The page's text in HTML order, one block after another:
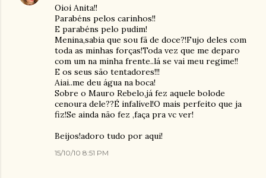
Oioi Anita!!
Parabéns pelos carinhos!!
E parabéns pelo pudim!
Menina,sabia que sou fã de doce?!Fujo deles com
toda as minhas forças!Toda vez que me deparo
com um na minha frente..lá se vai meu regime!!
E os seus são tentadores!!!
Aiai..me deu água na boca!
Sobre o Mauro Rebelo,já fez aquele bolode
cenoura dele??É infalível!O mais perfeito que ja
fiz!Se ainda não fez ,faça pra vc ver!
Beijos!adoro tudo por aqui!
15/10/10 8:51 PM